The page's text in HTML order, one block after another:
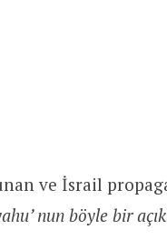
ve İsrail
nun böyle bir